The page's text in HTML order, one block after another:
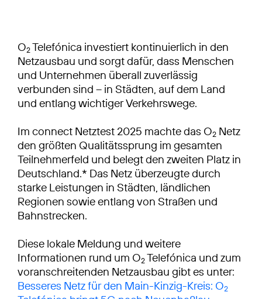
O2Telefónica investiert kontinuierlich in den
Netzausbau und sorgt dafür, dass Menschen
und Unternehmen überall zuverlässig
verbunden sind – in Städten, auf dem Land
und entlang wichtiger Verkehrswege.
Im connect Netztest 2025 machte das O2 Netz
den größten Qualitätssprung im gesamten
Teilnehmerfeld und belegt den zweiten Platz in
Deutschland.* Das Netz überzeugte durch
starke Leistungen in Städten, ländlichen
Regionen sowie entlang von Straßen und
Bahnstrecken.
Diese lokale Meldung und weitere
Informationen rund um O2Telefónica und zum
voranschreitenden Netzausbau gibt es unter:
Besseres Netz für den Main-Kinzig-Kreis: O2